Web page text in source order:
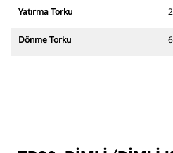
Yatırma Torku
Dönme Torku